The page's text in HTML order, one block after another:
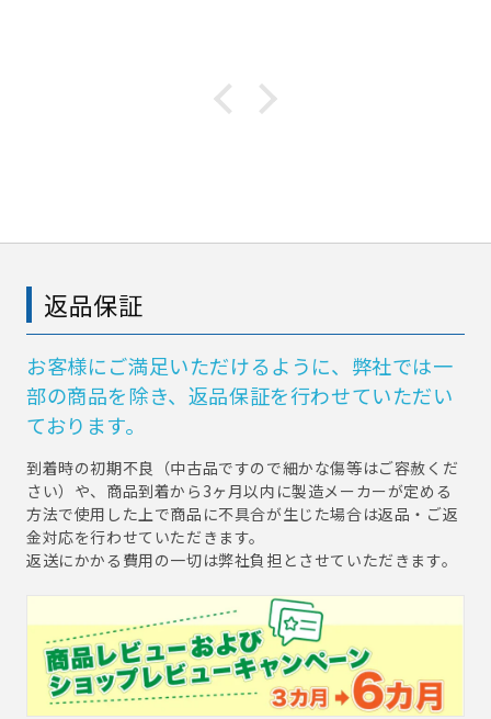
返品保証
お客様にご満足いただけるように、弊社では一
部の商品を除き、返品保証を行わせていただい
ております。
到着時の初期不良（中古品ですので細かな傷等はご容赦くだ
さい）や、商品到着から3ヶ月以内に製造メーカーが定める
方法で使用した上で商品に不具合が生じた場合は返品・ご返
金対応を行わせていただきます。
返送にかかる費用の一切は弊社負担とさせていただきます。